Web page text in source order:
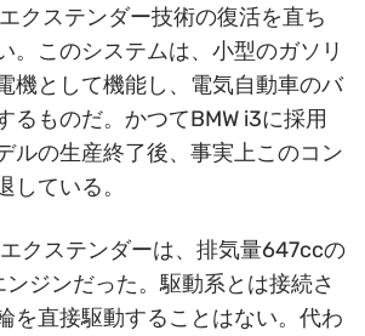
クステンダー技術の復活を直ち
。このシステムは、小型のガソリ
機として機能し、電気自動車のバ
るものだ。かつてBMW i3に採用
ルの生産終了後、事実上このコン
している。
クステンダーは、排気量647ccの
ジンだった。駆動系とは接続さ
を直接駆動することはない。代わ